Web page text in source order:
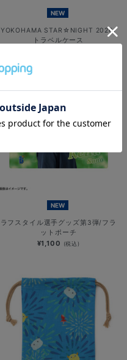
NEW
YOKOHAMA STAR☆NIGHT 2026/
トラベルケース
NEW
ラフスタイル選手グッズ第3弾/フラ
ットポーチ
¥1,100 (税込)